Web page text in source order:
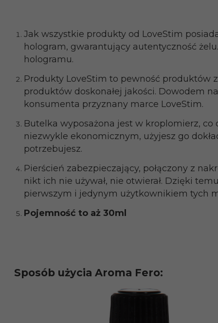
Jak wszystkie produkty od LoveStim
hologram, gwarantujący autentyczność
hologramu.
Produkty LoveStim to pewność produktów
produktów doskonałej jakości. Dowodem
konsumenta przyznany marce LoveStim.
Butelka wyposażona jest w kroplomierz,
niezwykle ekonomicznym, użyjesz go
potrzebujesz.
Pierścień zabezpieczający, połączony z
nikt ich nie używał, nie otwierał. Dzięki
pierwszym i jedynym użytkownikiem tych
Pojemność to aż 30ml
Sposób użycia Aroma Fero: